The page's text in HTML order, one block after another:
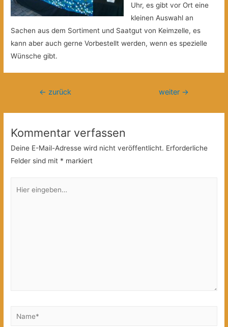
Uhr, es gibt vor Ort eine
kleinen Auswahl an
Sachen aus dem Sortiment und Saatgut von Keimzelle, es
kann aber auch gerne Vorbestellt werden, wenn es spezielle
Wünsche gibt.
Beitragsnavigation
← zurück weiter →
Kommentar verfassen
Deine E-Mail-Adresse wird nicht veröffentlicht. Erforderliche
Felder sind mit * markiert
eingeben…
Name*